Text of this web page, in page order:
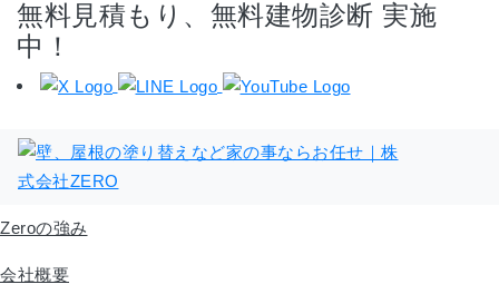
無料見積もり、無料建物診断 実施
中！
Zeroの強み
会社概要